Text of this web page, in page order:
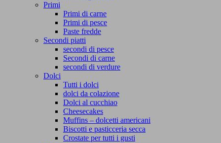
Primi
Primi di carne
Primi di pesce
Paste fredde
Secondi piatti
secondi di pesce
Secondi di carne
secondi di verdure
Dolci
Tutti i dolci
dolci da colazione
Dolci al cucchiao
Cheesecakes
Muffins – dolcetti americani
Biscotti e pasticceria secca
Crostate per tutti i gusti